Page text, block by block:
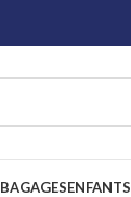
BAGAGESENFANTS